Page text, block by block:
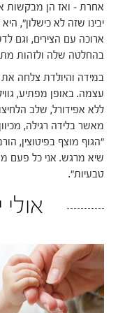
אחרת – ואז הן מבקשות
יבינו שזה לא כישלון",
ארוכה עם הצירים, וגם
בהחלטה שלה ולזהות
במידה והיולדת צלחה
עצמה. באופן מפתיע,
ללא אפידורל, שלב
מאשר בלידה רגילה,
"הגוף מוצף בפיטוצין,
שיא מרגש. אני כל פעם
טבעיות".
אולי